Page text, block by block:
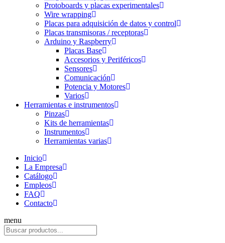
Protoboards y placas experimentales
Wire wrapping
Placas para adquisición de datos y control
Placas transmisoras / receptoras
Arduino y Raspberry
Placas Base
Accesorios y Periféricos
Sensores
Comunicación
Potencia y Motores
Varios
Herramientas e instrumentos
Pinzas
Kits de herramientas
Instrumentos
Herramientas varias
Inicio
La Empresa
Catálogo
Empleos
FAQ
Contacto
menu